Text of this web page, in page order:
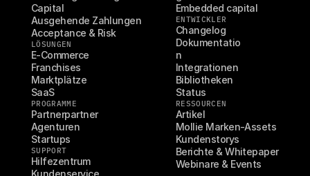
Capital
Ausgehende Zahlungen
Acceptance & Risk
LÖSUNGEN
E-Commerce
Franchises
Marktplätze
SaaS
PROGRAMME
Partnerpartner
Agenturen
Startups
SUPPORT
Hilfezentrum
Kundenservice
Embedded capital
ENTWICKLER
Changelog
Dokumentatio
n
Integrationen
Bibliotheken
Status
RESSOURCEN
Artikel
Mollie Marken-Assets
Kundenstorys
Berichte & Whitepaper
Webinare & Events